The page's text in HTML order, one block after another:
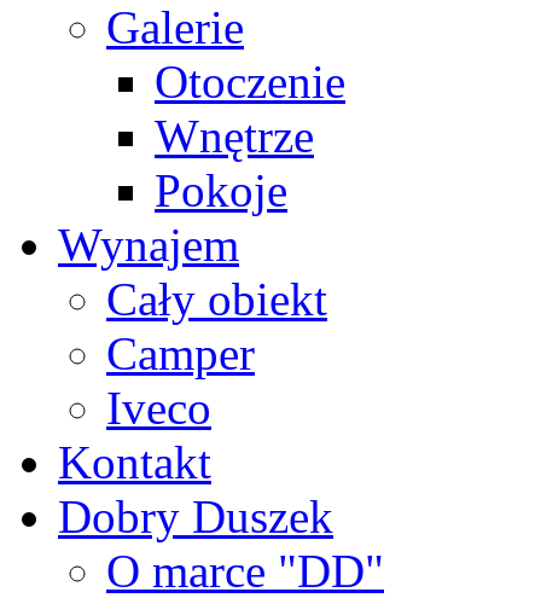
Galerie
Otoczenie
Wnętrze
Pokoje
Wynajem
Cały obiekt
Camper
Iveco
Kontakt
Dobry Duszek
O marce "DD"